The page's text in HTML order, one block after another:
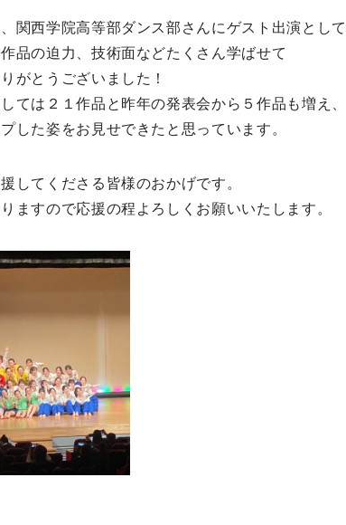
関西学院高等部ダンス部さんにゲスト出演として
品の迫力、技術面などたくさん学ばせて
がとうございました！
ては２１作品と昨年の発表会から５作品も増え、
した姿をお見せできたと思っています。
してくださる皆様のおかげです。
ますので応援の程よろしくお願いいたします。